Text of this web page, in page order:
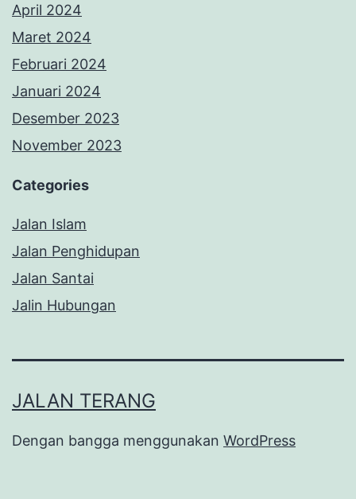
April 2024
Maret 2024
Februari 2024
Januari 2024
Desember 2023
November 2023
Categories
Jalan Islam
Jalan Penghidupan
Jalan Santai
Jalin Hubungan
JALAN TERANG
Dengan bangga menggunakan WordPress